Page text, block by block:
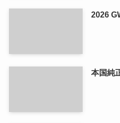
2026
本国純